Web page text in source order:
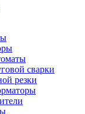
сварки
резки